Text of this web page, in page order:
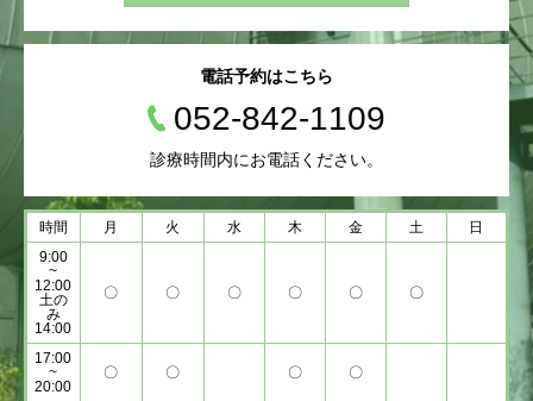
電話予約はこちら
052-842-1109
診療時間内にお電話ください。
時間 月 火 水 木 金 土
日
9:00
~
12:00
土の
み
14:00
〇 〇 〇 〇 〇 〇
17:00
~
20:00
〇 〇 〇 〇